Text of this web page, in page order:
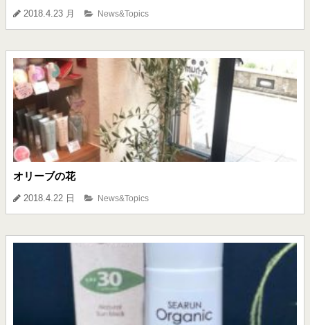
2018.4.23 月 News&Topics
オリーブの花
2018.4.22 日 News&Topics